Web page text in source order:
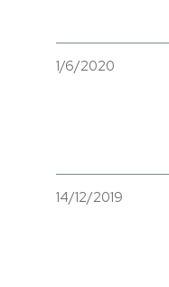
1/6/2020
14/12/2019